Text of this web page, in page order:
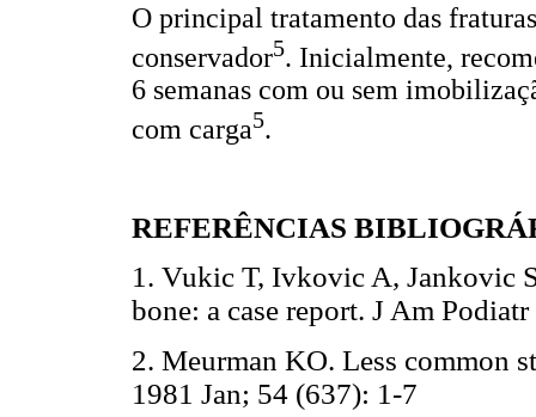
O principal tratamento das
conservador5. Inicialmente,
6 semanas com ou sem
com carga5.
REFERÊNCIAS
1. Vukic T, Ivkovic A, Jankovic
bone: a case report. J Am
2. Meurman KO. Less common
1981 Jan; 54 (637): 1-7